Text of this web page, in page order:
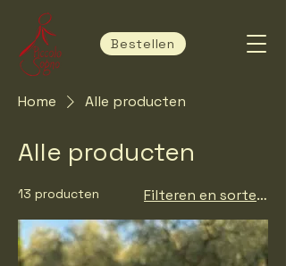
Bestellen
Home Alle producten
Alle producten
13 producten Filteren en sorteren